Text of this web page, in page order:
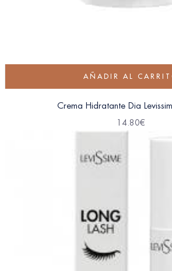
AÑADIR AL
Crema Hidratante Dia
14.80€